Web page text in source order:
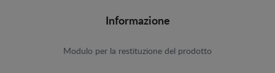
Informazione
Modulo per la restituzione del prodotto